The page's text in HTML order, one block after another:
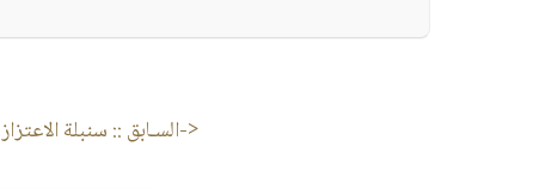
<-السـابق :: سنبلة الاعتزاز